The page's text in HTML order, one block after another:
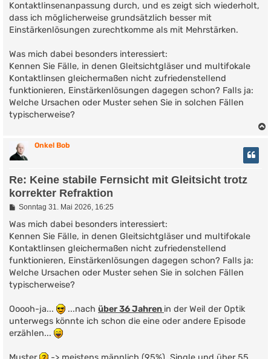
Kontaktlinsenanpassung durch, und es zeigt sich wiederholt,
dass ich möglicherweise grundsätzlich besser mit
Einstärkenlösungen zurechtkomme als mit Mehrstärken.
Was mich dabei besonders interessiert:
Kennen Sie Fälle, in denen Gleitsichtgläser und multifokale
Kontaktlinsen gleichermaßen nicht zufriedenstellend
funktionieren, Einstärkenlösungen dagegen schon? Falls ja:
Welche Ursachen oder Muster sehen Sie in solchen Fällen
typischerweise?
Onkel Bob
Re: Keine stabile Fernsicht mit Gleitsicht trotz
korrekter Refraktion
B
i
r
a
g
Sonntag 31. Mai 2026, 16:25
Was mich dabei besonders interessiert:
Kennen Sie Fälle, in denen Gleitsichtgläser und multifokale
Kontaktlinsen gleichermaßen nicht zufriedenstellend
funktionieren, Einstärkenlösungen dagegen schon? Falls ja:
Welche Ursachen oder Muster sehen Sie in solchen Fällen
typischerweise?
Ooooh-ja... ...nach über 36 Jahren in der Weil der Optik
unterwegs könnte ich schon die eine oder andere Episode
erzählen...